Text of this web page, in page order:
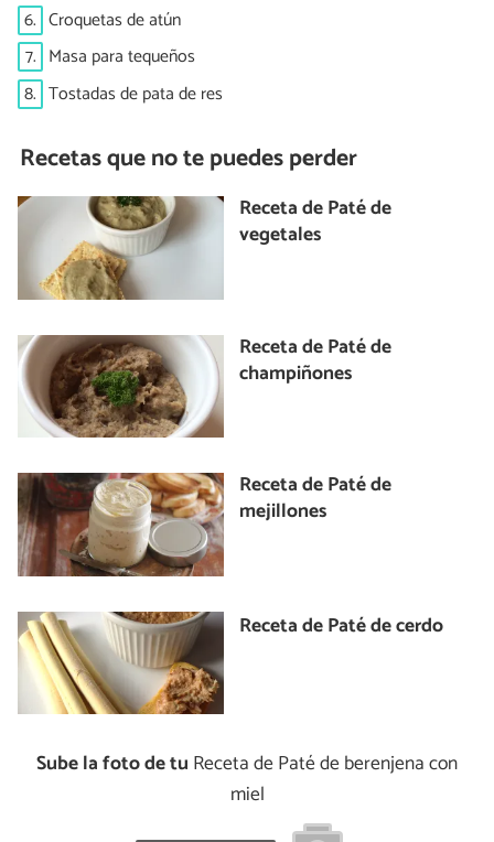
6. Croquetas de atún
7. Masa para tequeños
8. Tostadas de pata de res
Recetas que no te puedes perder
Receta de Paté de
vegetales
Receta de Paté de
champiñones
Receta de Paté de
mejillones
Receta de Paté de cerdo
Sube la foto de tu Receta de Paté de berenjena con
miel